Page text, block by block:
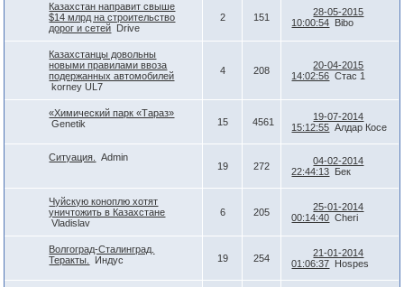
Казахстан направит свыше
$14 млрд на строительство
дорог и сетей
Drive
2 151
28-05-2015
10:00:54
Bibo
Казахстанцы довольны
новыми правилами ввоза
подержанных автомобилей
korney UL7
4 208
20-04-2015
14:02:56 Стас 1
«Химический парк «Тараз»
Genetik
15 4561
19-07-2014
15:12:55 Алдар Косе
Ситуация.
Admin
19
272
04-02-2014
22:44:13
Бек
Чуйскую коноплю хотят
уничтожить в Казахстане
Vladislav
6 205
25-01-2014
00:14:40 Cheri
Волгоград-Сталинград.
Теракты.
Индус 19 254
21-01-2014
01:06:37
Hospes